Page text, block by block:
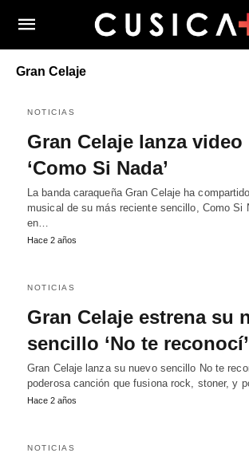
Gran Celaje
NOTICIAS
Gran Celaje lanza video
‘Como Si Nada’
La banda caraqueña Gran Celaje ha
musical de su más reciente sencillo, Como Si
en…
Hace 2 años
NOTICIAS
Gran Celaje estrena su
sencillo ‘No te reconocí’
Gran Celaje lanza su nuevo sencillo No te
poderosa canción que fusiona rock, stoner, y
Hace 2 años
NOTICIAS